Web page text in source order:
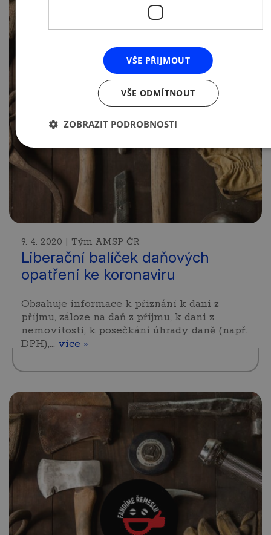
9. 4. 2020 | Tým AMSP ČR
Liberační balíček daňových
opatření ke koronaviru
Obsahuje informace k přiznání k dani z
příjmu, záloze na daň z příjmu, k dani z
nemovitosti, k posečkání úhrady daně (např.
DPH),… více »
VŠE PŘIJMOUT
VŠE ODMÍTNOUT
ZOBRAZIT PODROBNOSTI